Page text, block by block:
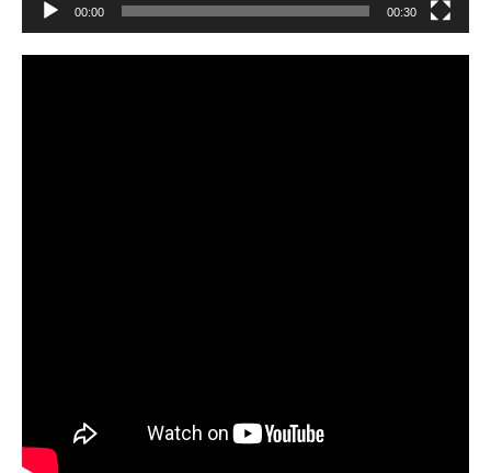
00:00 00:30